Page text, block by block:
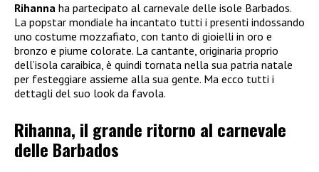
Rihanna ha partecipato al carnevale delle isole Barbados.
La popstar mondiale ha incantato tutti i presenti indossando
uno costume mozzafiato, con tanto di gioielli in oro e
bronzo e piume colorate. La cantante, originaria proprio
dell’isola caraibica, è quindi tornata nella sua patria natale
per festeggiare assieme alla sua gente. Ma ecco tutti i
dettagli del suo look da favola.
Rihanna, il grande ritorno al carnevale
delle Barbados